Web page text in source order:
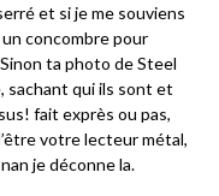
et si je me souviens
concombre pour
ta photo de Steel
sachant qui ils sont et
fait exprès ou pas,
votre lecteur métal,
je déconne la.